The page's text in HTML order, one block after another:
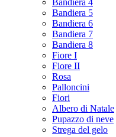
Bandiera 4
Bandiera 5
Bandiera 6
Bandiera 7
Bandiera 8
Fiore I
Fiore II
Rosa
Palloncini
Fiori
Albero di Natale
Pupazzo di neve
Strega del gelo